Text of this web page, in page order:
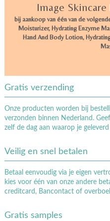
Image
bij aankoop van één van de
Moisturizer, Hydrating Enzyme
Hand And Body Lotion,
Gratis verzending
Onze producten worden bij
verzonden binnen Nederland.
zelf de dag aan waarop je
Veilig en snel betalen
Betaal eenvoudig via je eigen
kies voor één van onze andere
creditcard, Bancontact of
Gratis samples